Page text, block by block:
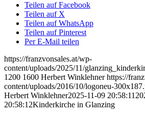
Teilen auf Facebook
Teilen auf X
Teilen auf WhatsApp
Teilen auf Pinterest
Per E-Mail teilen
https://franzvonsales.at/wp-
content/uploads/2025/11/
1200 1600 Herbert Winklehner https://
content/uploads/2016/10/logoneu-
Herbert Winklehner2025-11-09 20:58:11
20:58:12Kinderkirche in Glanzing